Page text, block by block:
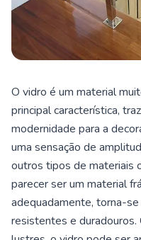
O vidro é um material
principal característica,
modernidade para a
uma sensação de
outros tipos de materiais
parecer ser um material
adequadamente, torna-
resistentes e